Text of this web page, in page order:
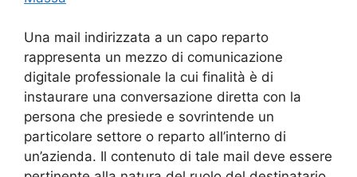
Una mail indirizzata a un capo reparto
rappresenta un mezzo di comunicazione
digitale professionale la cui finalità è di
instaurare una conversazione diretta con la
persona che presiede e sovrintende un
particolare settore o reparto all’interno di
un’azienda. Il contenuto di tale mail deve essere